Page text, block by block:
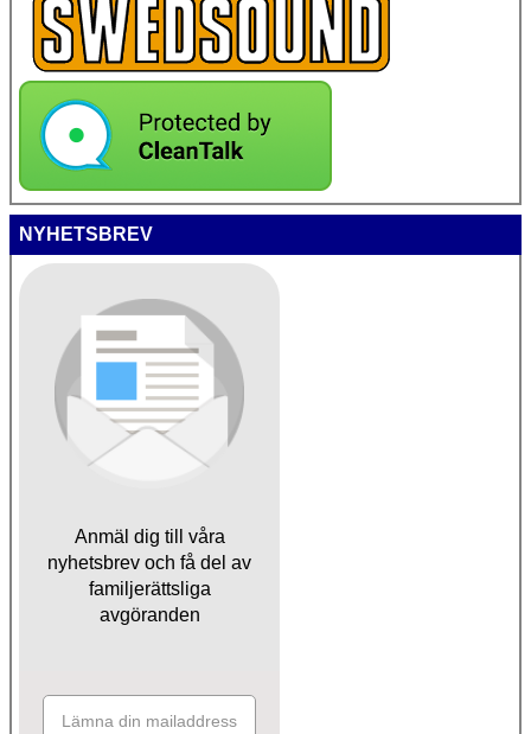
NYHETSBREV
Anmäl dig till våra
nyhetsbrev och få del av
familjerättsliga
avgöranden